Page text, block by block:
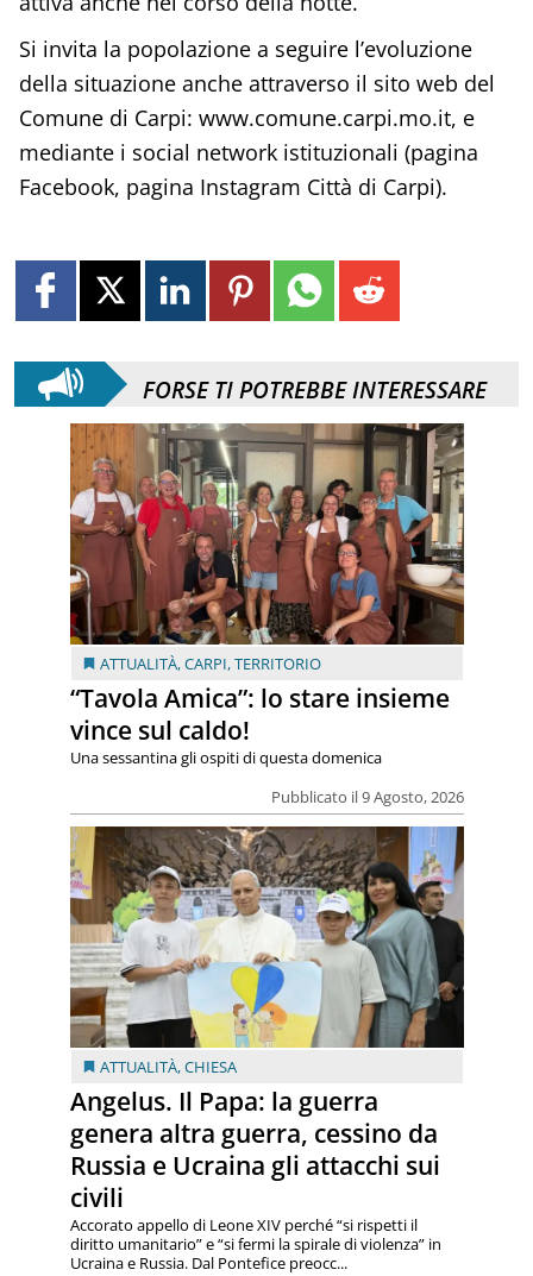
Si invita la popolazione a seguire l’evoluzione
della situazione anche attraverso il sito web del
Comune di Carpi: www.comune.carpi.mo.it, e
mediante i social network istituzionali (pagina
Facebook, pagina Instagram Città di Carpi).
FORSE TI POTREBBE INTERESSARE
ATTUALITÀ,CARPI,TERRITORIO
“Tavola Amica”: lo stare insieme
vince sul caldo!
Pubblicato il 9 Agosto, 2026
Una sessantina gli ospiti di questa domenica
ATTUALITÀ,CHIESA
Angelus. Il Papa: la guerra
genera altra guerra, cessino da
Russia e Ucraina gli attacchi sui
civili
Accorato appello di Leone XIV perché “si rispetti il
diritto umanitario” e “si fermi la spirale di violenza” in
Ucraina e Russia. Dal Pontefice preocc...